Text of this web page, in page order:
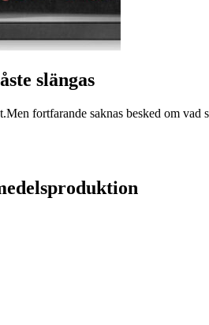
slängas
fortfarande saknas besked om